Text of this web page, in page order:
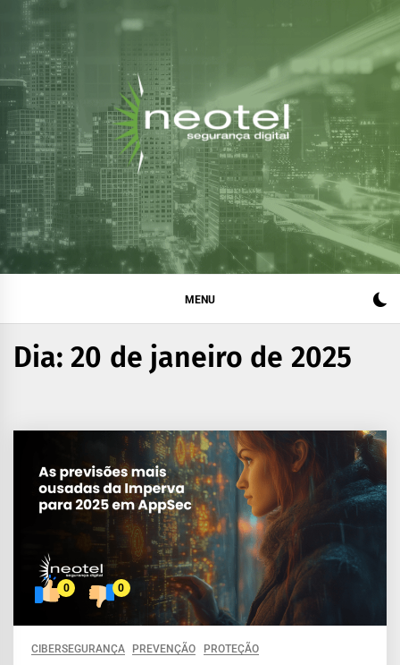
Blog da Neotel
Segurança Digital
Informações e notícias sobre segurança digital, legislação
e compliance
MENU
Dia:20 de janeiro de 2025
0 0
CIBERSEGURANÇA PREVENÇÃO PROTEÇÃO